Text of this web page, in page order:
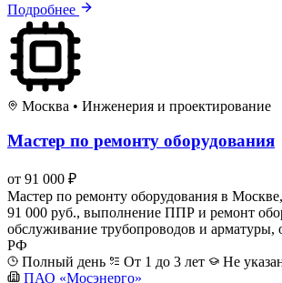
Подробнее
Москва • Инженерия и проектирование
Мастер по ремонту оборудования
от 91 000 ₽
Мастер по ремонту оборудования в
91 000 руб., выполнение ППР и ремонт
обслуживание трубопроводов и
РФ
Полный день
От 1 до 3 лет
Не
ПАО «Мосэнерго»